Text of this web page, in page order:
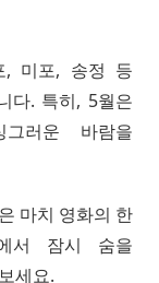
, 미포, 송정 등
다. 특히, 5월은
러운 바람을
마치 영화의 한
서 잠시 숨을
세요.